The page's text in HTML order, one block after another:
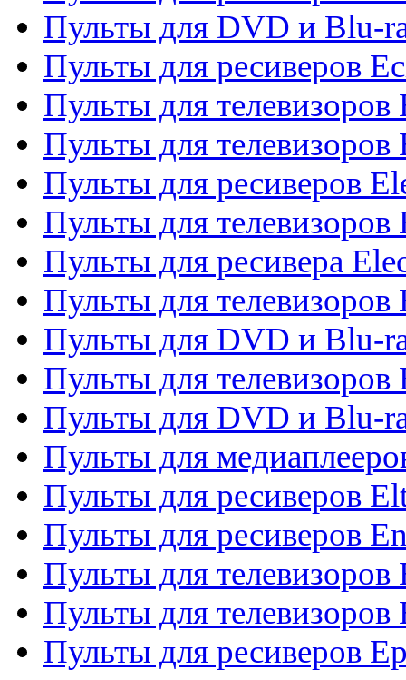
Пульты для DVD и Blu-
Пульты для ресиверов
Пульты для телевизоров
Пульты для телевизоров
Пульты для ресиверов
Пульты для телевизоров
Пульты для ресивера
Пульты для телевизоров
Пульты для DVD и Blu-
Пульты для телевизоров
Пульты для DVD и Blu-
Пульты для
Пульты для ресиверов
Пульты для ресиверов
Пульты для телевизоров
Пульты для телевизоров
Пульты для ресиверов